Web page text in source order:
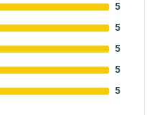
5
5
5
5
5